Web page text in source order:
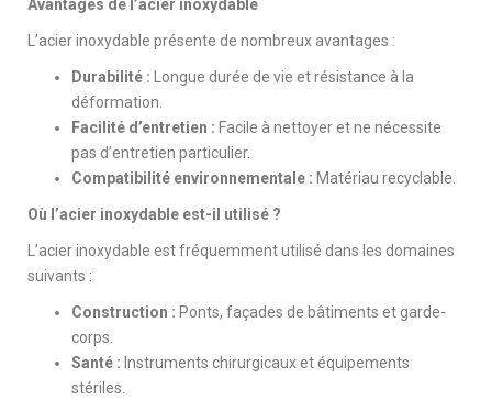
Avantages de l’acier inoxydable
L’acier inoxydable présente de nombreux avantages :
Durabilité : Longue durée de vie et résistance à la
déformation.
Facilité d’entretien : Facile à nettoyer et ne nécessite
pas d’entretien particulier.
Compatibilité environnementale : Matériau recyclable.
Où l’acier inoxydable est-il utilisé ?
L’acier inoxydable est fréquemment utilisé dans les domaines
suivants :
Construction : Ponts, façades de bâtiments et garde-
corps.
Santé : Instruments chirurgicaux et équipements
stériles.